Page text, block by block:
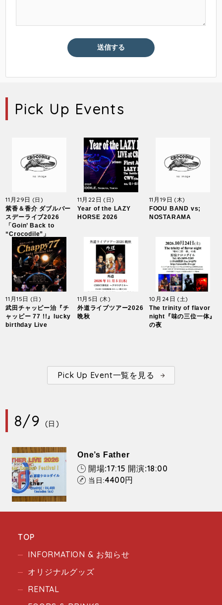
Pick Up Events
11月29日 (日)
紫香＆香介 ダブルバー
スデーライブ2026
「Goin’ Back to
“Crocodile”」
11月22日(日)
Year of the LAZY
HORSE 2026
11月19日 (木)
FOOU BAND vs;
NOSTARAMA
11月15日 (日)
武田チャッピー治『チ
ャッピー 77 !!』lucky
birthday Live
11月5日 (木)
外道ライブツアー2026
晩秋
10月24日 (土)
The trinity of flavor
night『味の三位一体』
の夜
Pick Up Event一覧を見る
8/9 (日)
One’s Father
開場:17:15 開演:18:00
当日:4400円
TOP
INFORMATION & お知らせ
オリジナルグッズ
RENTAL